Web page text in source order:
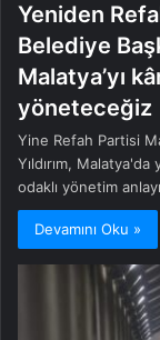
Yeniden
Belediye
Malatya’yı
yöneteceğiz
Yine Refah Partisi
Yıldırım,
odaklı yönetim
Devamını Oku »